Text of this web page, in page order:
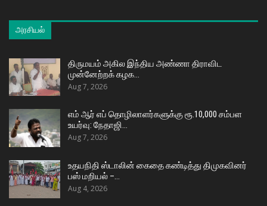
அரசியல்
திருமயம் அகில இந்திய அண்ணா திராவிட
முன்னேற்றக் கழக…
Aug 7, 2026
எம் ஆர் எப் தொழிலாளர்களுக்கு ரூ.10,000 சம்பள
உயர்வு: நேதாஜி…
Aug 7, 2026
உதயநிதி ஸ்டாலின் கைதை கண்டித்து திமுகவினர்
பஸ் மறியல் –…
Aug 4, 2026